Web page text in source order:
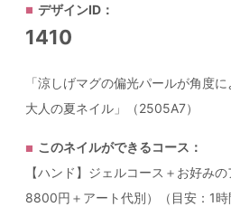
デザインID：
1410
「涼しげマグの偏光パールが角度
大人の夏ネイル」（2505A7）
このネイルができるコース：
【ハンド】ジェルコース＋お好み
8800円＋アート代別）（目安：1時